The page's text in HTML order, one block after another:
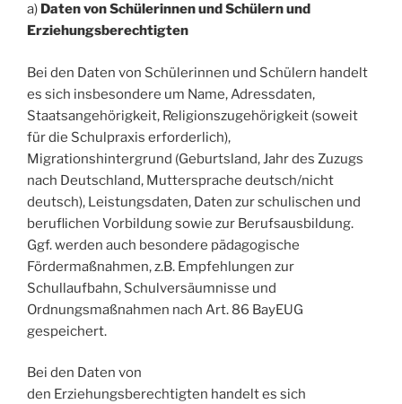
a) Daten von Schülerinnen und Schülern und
Erziehungsberechtigten
Bei den Daten von Schülerinnen und Schülern handelt
es sich insbesondere um Name, Adressdaten,
Staatsangehörigkeit, Religionszugehörigkeit (soweit
für die Schulpraxis erforderlich),
Migrationshintergrund (Geburtsland, Jahr des Zuzugs
nach Deutschland, Muttersprache deutsch/nicht
deutsch), Leistungsdaten, Daten zur schulischen und
beruflichen Vorbildung sowie zur Berufsausbildung.
Ggf. werden auch besondere pädagogische
Fördermaßnahmen, z.B. Empfehlungen zur
Schullaufbahn, Schulversäumnisse und
Ordnungsmaßnahmen nach Art. 86 BayEUG
gespeichert.
Bei den Daten von
den Erziehungsberechtigten handelt es sich